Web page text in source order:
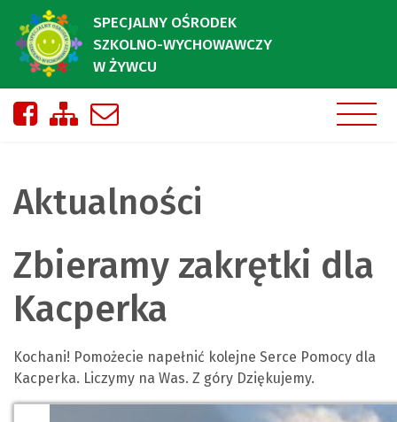
SPECJALNY OŚRODEK
SZKOLNO-WYCHOWAWCZY
W ŻYWCU
Nasza strona na Facebooku
Zobacz mapę strony
Aktualności
Zbieramy zakrętki dla
Kacperka
Kochani! Pomożecie napełnić kolejne Serce Pomocy dla
Kacperka. Liczymy na Was. Z góry Dziękujemy.